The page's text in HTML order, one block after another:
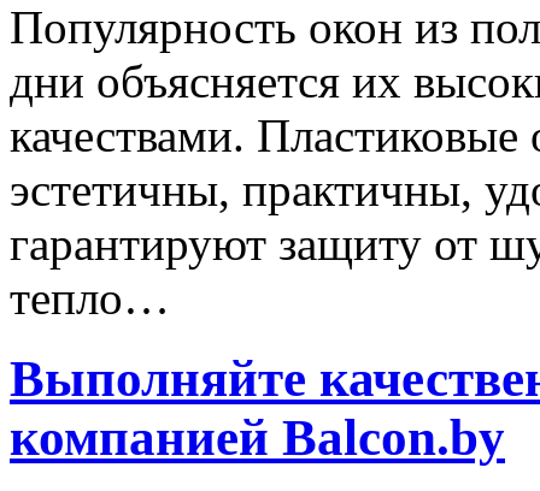
Популярность окон из
дни объясняется их
качествами.
эстетичны, практичны,
гарантируют защиту от
тепло…
Выполняйте
компанией Balcon.by